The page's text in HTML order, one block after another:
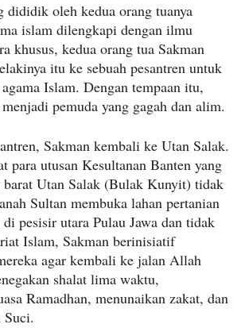
dididik oleh kedua orang tuanya
islam dilengkapi dengan ilmu
khusus, kedua orang tua Sakman
itu ke sebuah pesantren untuk
Islam. Dengan tempaan itu,
pemuda yang gagah dan alim.
Sakman kembali ke Utan Salak.
para utusan Kesultanan Banten yang
barat Utan Salak (Bulak Kunyit) tidak
Sultan membuka lahan pertanian
pesisir utara Pulau Jawa dan tidak
Islam, Sakman berinisiatif
agar kembali ke jalan Allah
shalat lima waktu,
Ramadhan, menunaikan zakat, dan
Suci.